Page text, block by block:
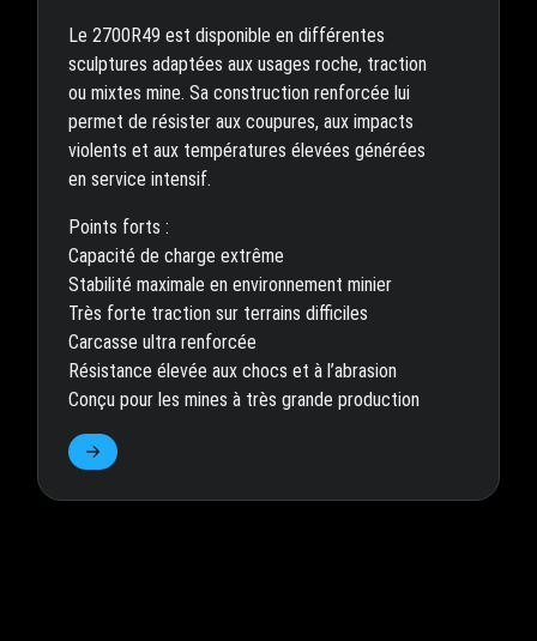
Le 2700R49 est disponible en différentes
sculptures adaptées aux usages roche, traction
ou mixtes mine. Sa construction renforcée lui
permet de résister aux coupures, aux impacts
violents et aux températures élevées générées
en service intensif.
Points forts :
Capacité de charge extrême
Stabilité maximale en environnement minier
Très forte traction sur terrains difficiles
Carcasse ultra renforcée
Résistance élevée aux chocs et à l’abrasion
Conçu pour les mines à très grande production